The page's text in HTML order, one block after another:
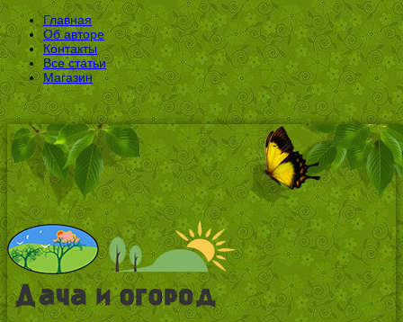
Главная
Об авторе
Контакты
Все статьи
Магазин